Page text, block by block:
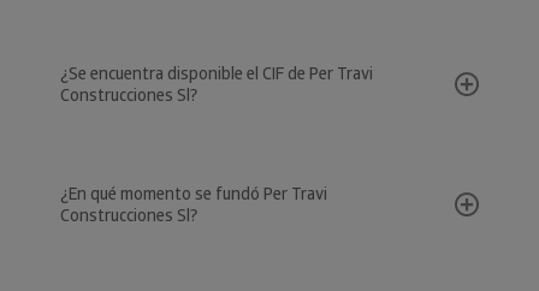
¿Se encuentra disponible el CIF de Per Travi
Construcciones Sl?
¿En qué momento se fundó Per Travi
Construcciones Sl?